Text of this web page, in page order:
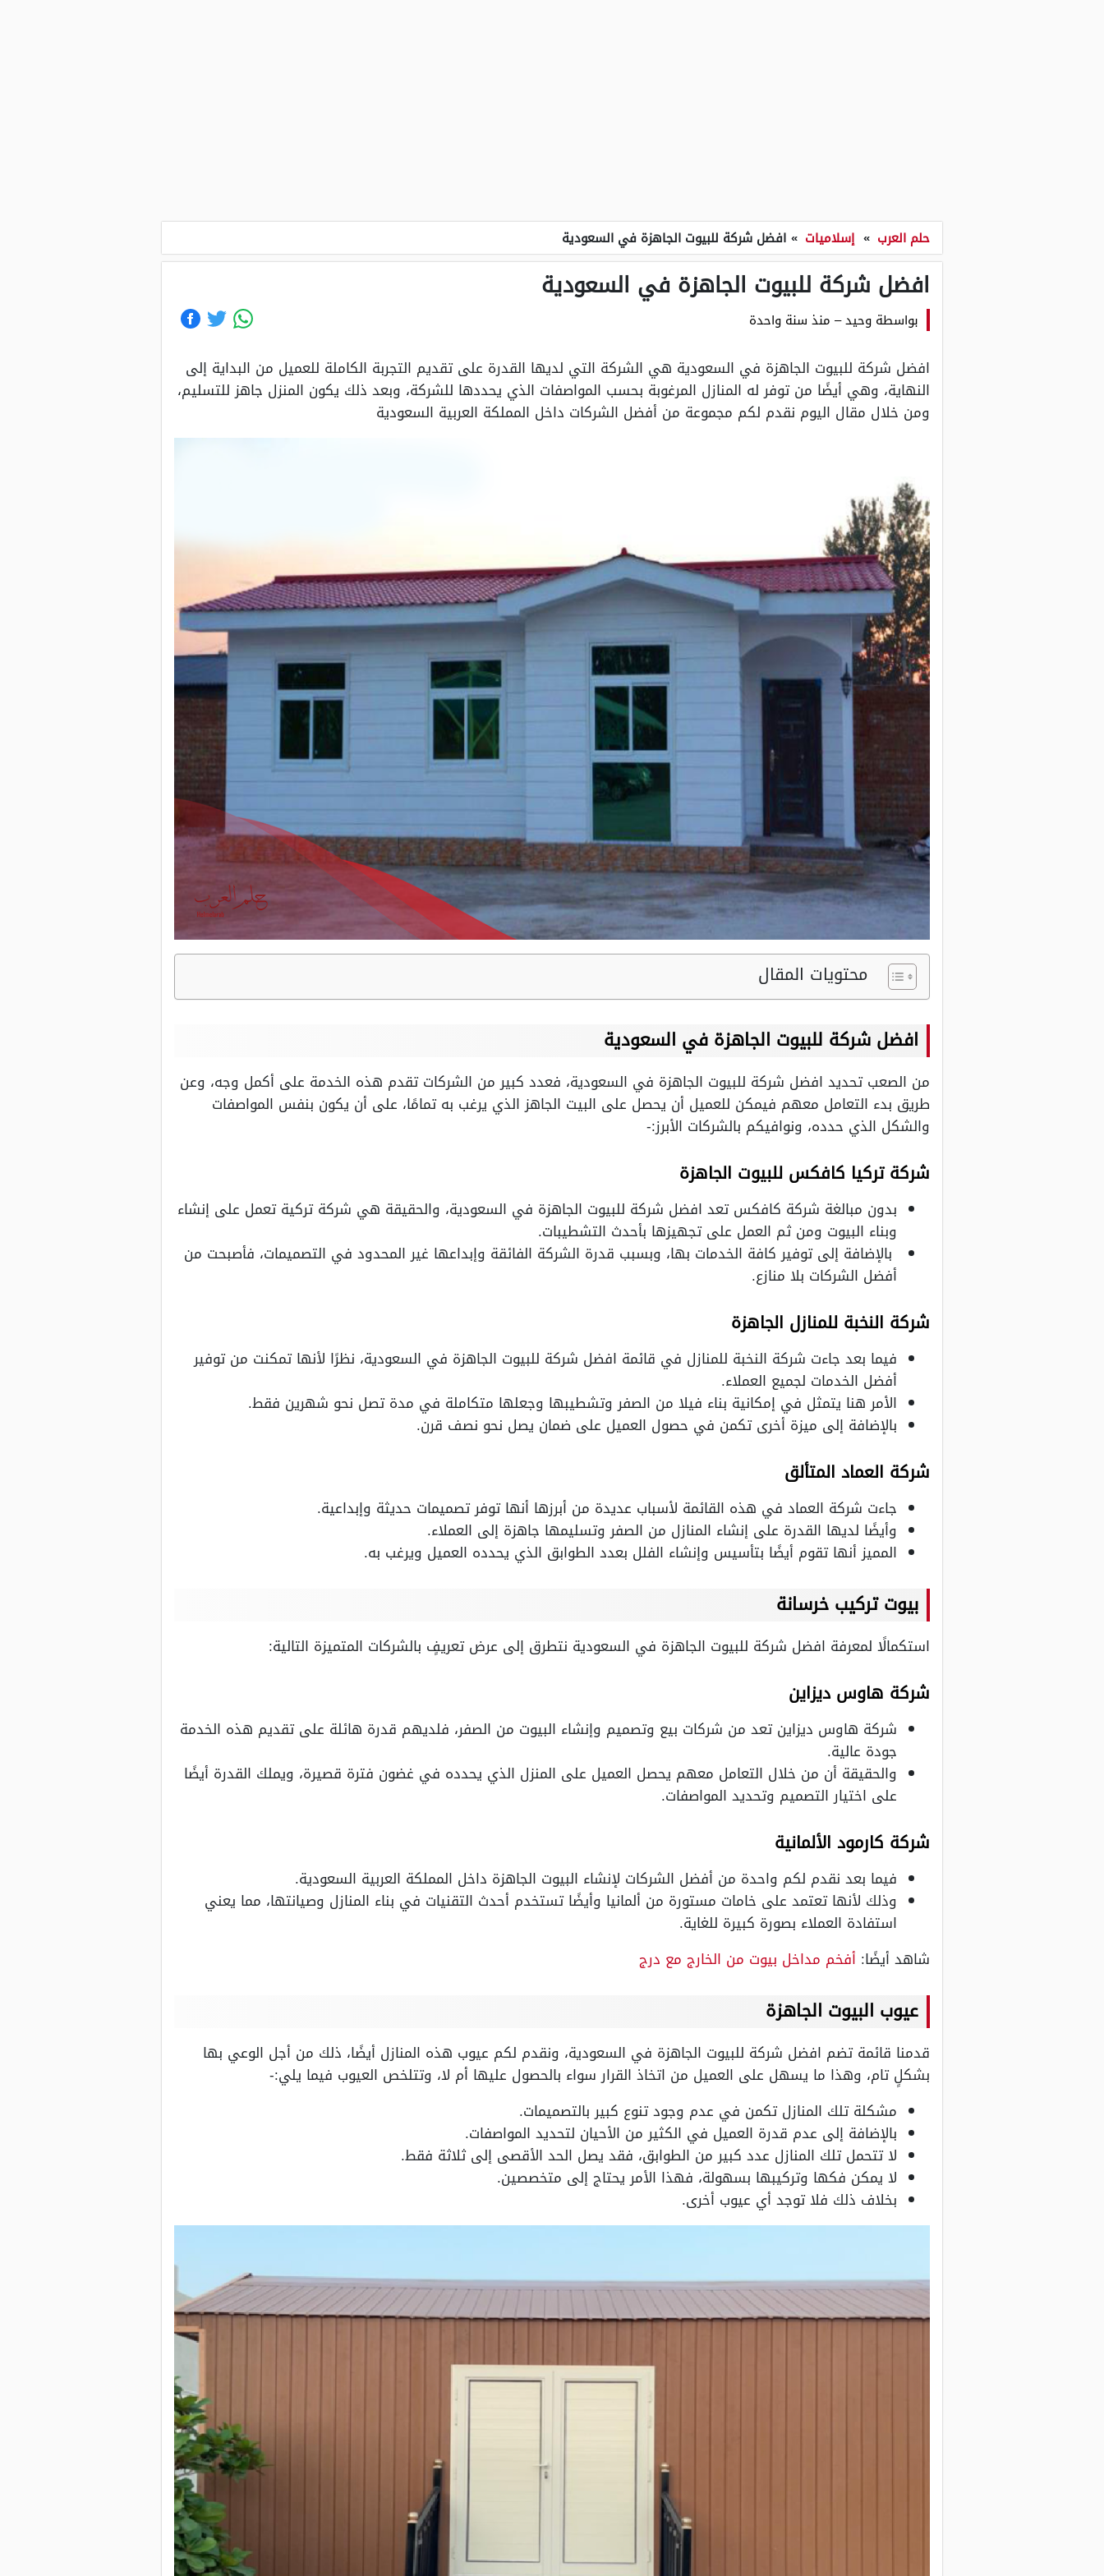
حلم العرب » إسلاميات » افضل شركة للبيوت الجاهزة في السعودية
افضل شركة للبيوت الجاهزة في السعودية
بواسطة وحيد– منذ سنة واحدة
افضل شركة للبيوت الجاهزة في السعودية هي الشركة التي لديها القدرة على تقديم التجربة الكاملة للعميل من البداية إلى
النهاية، وهي أيضًا من توفر له المنازل المرغوبة بحسب المواصفات الذي يحددها للشركة، وبعد ذلك يكون المنزل جاهز للتسليم،
ومن خلال مقال اليوم نقدم لكم مجموعة من أفضل الشركات داخل المملكة العربية السعودية
محتويات المقال
افضل شركة للبيوت الجاهزة في السعودية
من الصعب تحديد افضل شركة للبيوت الجاهزة في السعودية، فعدد كبير من الشركات تقدم هذه الخدمة على أكمل وجه، وعن
طريق بدء التعامل معهم فيمكن للعميل أن يحصل على البيت الجاهز الذي يرغب به تمامًا، على أن يكون بنفس المواصفات
والشكل الذي حدده، ونوافيكم بالشركات الأبرز:-
شركة تركيا كافكس للبيوت الجاهزة
بدون مبالغة شركة كافكس تعد افضل شركة للبيوت الجاهزة في السعودية، والحقيقة هي شركة تركية تعمل على إنشاء
وبناء البيوت ومن ثم العمل على تجهيزها بأحدث التشطيبات.
بالإضافة إلى توفير كافة الخدمات بها، وبسبب قدرة الشركة الفائقة وإبداعها غير المحدود في التصميمات، فأصبحت من
أفضل الشركات بلا منازع.
شركة النخبة للمنازل الجاهزة
فيما بعد جاءت شركة النخبة للمنازل في قائمة افضل شركة للبيوت الجاهزة في السعودية، نظرًا لأنها تمكنت من توفير
أفضل الخدمات لجميع العملاء.
الأمر هنا يتمثل في إمكانية بناء فيلا من الصفر وتشطيبها وجعلها متكاملة في مدة تصل نحو شهرين فقط.
بالإضافة إلى ميزة أخرى تكمن في حصول العميل على ضمان يصل نحو نصف قرن.
شركة العماد المتألق
جاءت شركة العماد في هذه القائمة لأسباب عديدة من أبرزها أنها توفر تصميمات حديثة وإبداعية.
وأيضًا لديها القدرة على إنشاء المنازل من الصفر وتسليمها جاهزة إلى العملاء.
المميز أنها تقوم أيضًا بتأسيس وإنشاء الفلل بعدد الطوابق الذي يحدده العميل ويرغب به.
بيوت تركيب خرسانة
استكمالًا لمعرفة افضل شركة للبيوت الجاهزة في السعودية نتطرق إلى عرض تعريفٍ بالشركات المتميزة التالية:
شركة هاوس ديزاين
شركة هاوس ديزاين تعد من شركات بيع وتصميم وإنشاء البيوت من الصفر، فلديهم قدرة هائلة على تقديم هذه الخدمة
جودة عالية.
والحقيقة أن من خلال التعامل معهم يحصل العميل على المنزل الذي يحدده في غضون فترة قصيرة، ويملك القدرة أيضًا
على اختيار التصميم وتحديد المواصفات.
شركة كارمود الألمانية
فيما بعد نقدم لكم واحدة من أفضل الشركات لإنشاء البيوت الجاهزة داخل المملكة العربية السعودية.
وذلك لأنها تعتمد على خامات مستورة من ألمانيا وأيضًا تستخدم أحدث التقنيات في بناء المنازل وصيانتها، مما يعني
استفادة العملاء بصورة كبيرة للغاية.
شاهد أيضًا: أفخم مداخل بيوت من الخارج مع درج
عيوب البيوت الجاهزة
قدمنا قائمة تضم افضل شركة للبيوت الجاهزة في السعودية، ونقدم لكم عيوب هذه المنازل أيضًا، ذلك من أجل الوعي بها
بشكلٍ تام، وهذا ما يسهل على العميل من اتخاذ القرار سواء بالحصول عليها أم لا، وتتلخص العيوب فيما يلي:-
مشكلة تلك المنازل تكمن في عدم وجود تنوع كبير بالتصميمات.
بالإضافة إلى عدم قدرة العميل في الكثير من الأحيان لتحديد المواصفات.
لا تتحمل تلك المنازل عدد كبير من الطوابق، فقد يصل الحد الأقصى إلى ثلاثة فقط.
لا يمكن فكها وتركيبها بسهولة، فهذا الأمر يحتاج إلى متخصصين.
بخلاف ذلك فلا توجد أي عيوب أخرى.